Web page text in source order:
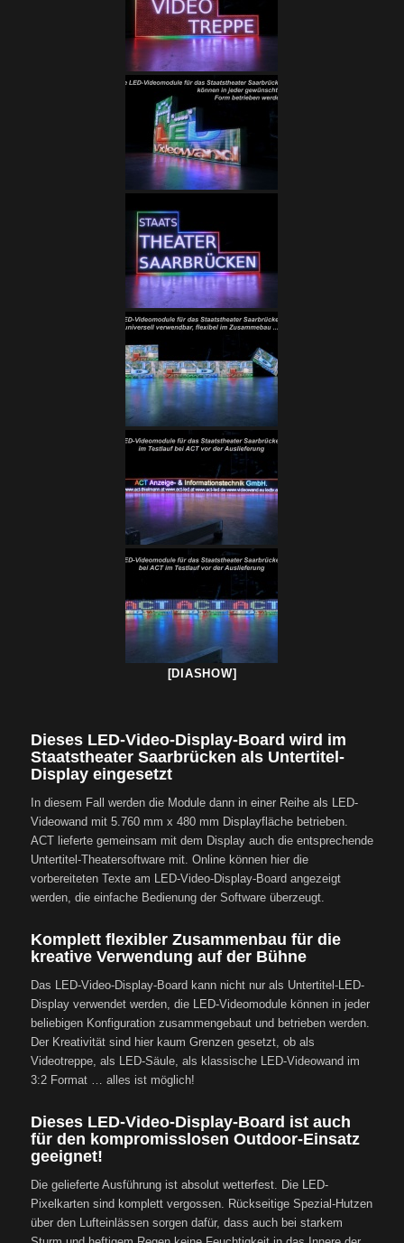
[DIASHOW]
Dieses LED-Video-Display-Board wird im
Staatstheater Saarbrücken als Untertitel-
Display eingesetzt
In diesem Fall werden die Module dann in einer Reihe als LED-
Videowand mit 5.760 mm x 480 mm Displayfläche betrieben.
ACT lieferte gemeinsam mit dem Display auch die entsprechende
Untertitel-Theatersoftware mit. Online können hier die
vorbereiteten Texte am LED-Video-Display-Board angezeigt
werden, die einfache Bedienung der Software überzeugt.
Komplett flexibler Zusammenbau für die
kreative Verwendung auf der Bühne
Das LED-Video-Display-Board kann nicht nur als Untertitel-LED-
Display verwendet werden, die LED-Videomodule können in jeder
beliebigen Konfiguration zusammengebaut und betrieben werden.
Der Kreativität sind hier kaum Grenzen gesetzt, ob als
Videotreppe, als LED-Säule, als klassische LED-Videowand im
3:2 Format … alles ist möglich!
Dieses LED-Video-Display-Board ist auch
für den kompromisslosen Outdoor-Einsatz
geeignet!
Die gelieferte Ausführung ist absolut wetterfest. Die LED-
Pixelkarten sind komplett vergossen. Rückseitige Spezial-Hutzen
über den Lufteinlässen sorgen dafür, dass auch bei starkem